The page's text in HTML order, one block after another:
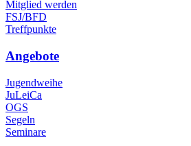
Mitglied werden
FSJ/BFD
Treffpunkte
Angebote
Jugendweihe
JuLeiCa
OGS
Segeln
Seminare